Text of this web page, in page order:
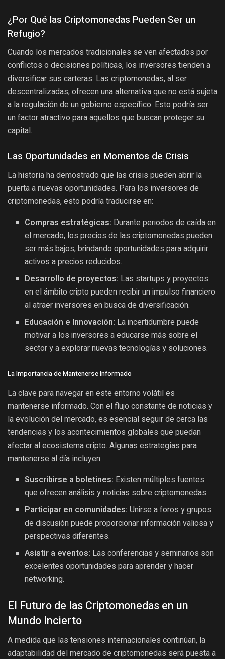
¿Por Qué las Criptomonedas Pueden Ser un
Refugio?
Cuando los mercados tradicionales se ven afectados por
conflictos o decisiones políticas, los inversores tienden a
diversificar sus carteras. Las criptomonedas, al ser
descentralizadas, ofrecen una alternativa que no está sujeta
a la regulación de un gobierno específico. Esto podría ser
un factor atractivo para aquellos que buscan proteger su
capital.
Las Oportunidades en Momentos de Crisis
La historia ha demostrado que las crisis pueden abrir la
puerta a nuevas oportunidades. Para los inversores de
criptomonedas, esto podría traducirse en:
Compras estratégicas: Durante periodos de caída en
el mercado, los precios de las criptomonedas pueden
ser más bajos, brindando oportunidades para adquirir
activos a precios reducidos.
Desarrollo de proyectos: Las startups y proyectos
en el ámbito cripto pueden recibir un impulso financiero
al atraer inversores en busca de diversificación.
Educación e Innovación: La incertidumbre puede
motivar a los inversores a educarse más sobre el
sector y a explorar nuevas tecnologías y soluciones.
La Importancia de Mantenerse Informado
La clave para navegar en este entorno volátil es
mantenerse informado. Con el flujo constante de noticias y
la evolución del mercado, es esencial seguir de cerca las
tendencias y los acontecimientos globales que puedan
afectar al ecosistema cripto. Algunas estrategias para
mantenerse al día incluyen:
Suscribirse a boletines: Existen múltiples fuentes
que ofrecen análisis y noticias sobre criptomonedas.
Participar en comunidades: Unirse a foros y grupos
de discusión puede proporcionar información valiosa y
perspectivas diferentes.
Asistir a eventos: Las conferencias y seminarios son
excelentes oportunidades para aprender y hacer
networking.
El Futuro de las Criptomonedas en un
Mundo Incierto
A medida que las tensiones internacionales continúan, la
adaptabilidad del mercado de criptomonedas será puesta a